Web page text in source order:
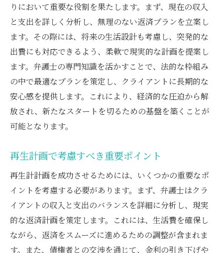
りにおいて重要な役割を果たします。まず、現在の収入
と支出を詳しく分析し、無理のない返済プランを立案し
ます。その際には、将来の生活設計も考慮し、突発的な
出費にも対応できるよう、柔軟で現実的な計画を提案し
ます。弁護士の専門知識を活かすことで、法的な枠組み
の中で最適なプランを策定し、クライアントに長期的な
安心感を提供します。これにより、経済的な圧迫から解
放され、新たなスタートを切るための基盤を築くことが
可能となります。
再生計画で考慮すべき重要ポイント
再生計計画を成功させるためには、いくつかの重要なポ
イントを考慮する必要があります。まず、弁護士はクラ
イアントの収入と支出のバランスを詳細に分析し、現実
的な返済計画を策定します。これには、生活費を確保し
ながら、返済をスムーズに進めるための調整が含まれま
す。また、債権者との交渉を通じて、金利の引き下げや